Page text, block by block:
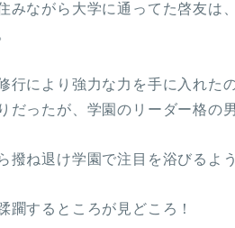
みながら大学に通ってた啓友は
行により強力な力を手に入れた
だったが、学園のリーダー格の
撥ね退け学園で注目を浴びるよ
躙するところが見どころ！